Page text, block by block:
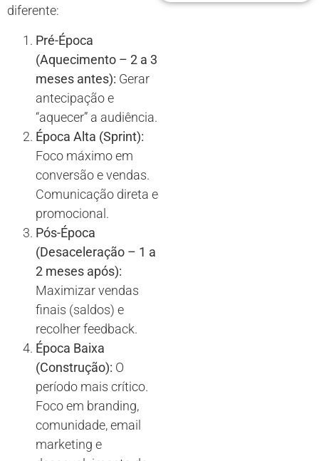
diferente:
Pré-Época
(Aquecimento – 2 a 3
meses antes): Gerar
antecipação e
“aquecer” a audiência.
Época Alta (Sprint):
Foco máximo em
conversão e vendas.
Comunicação direta e
promocional.
Pós-Época
(Desaceleração – 1 a
2 meses após):
Maximizar vendas
finais (saldos) e
recolher feedback.
Época Baixa
(Construção): O
período mais crítico.
Foco em branding,
comunidade, email
marketing e